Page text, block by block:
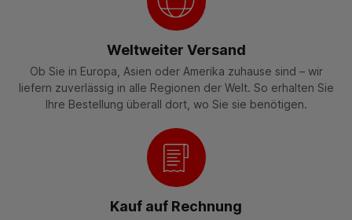
Weltweiter Versand
Ob Sie in Europa, Asien oder Amerika zuhause sind – wir
liefern zuverlässig in alle Regionen der Welt. So erhalten Sie
Ihre Bestellung überall dort, wo Sie sie benötigen.
Kauf auf Rechnung